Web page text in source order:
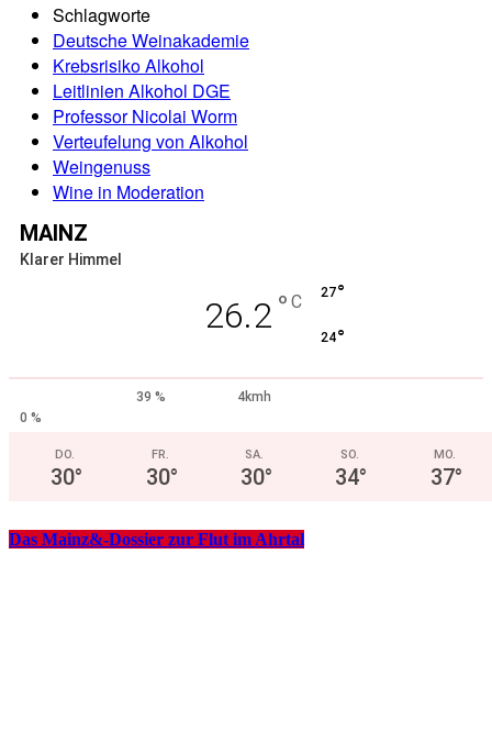
Schlagworte
Deutsche Weinakademie
Krebsrisiko Alkohol
Leitlinien Alkohol DGE
Professor Nicolai Worm
Verteufelung von Alkohol
Weingenuss
Wine in Moderation
MAINZ
Klarer Himmel
26.2 ° C 27°
24°
39 %
4kmh
0 %
DO.
30°
FR.
30°
SA.
30°
SO.
34°
MO.
37°
Das Mainz&-Dossier zur Flut im Ahrtal